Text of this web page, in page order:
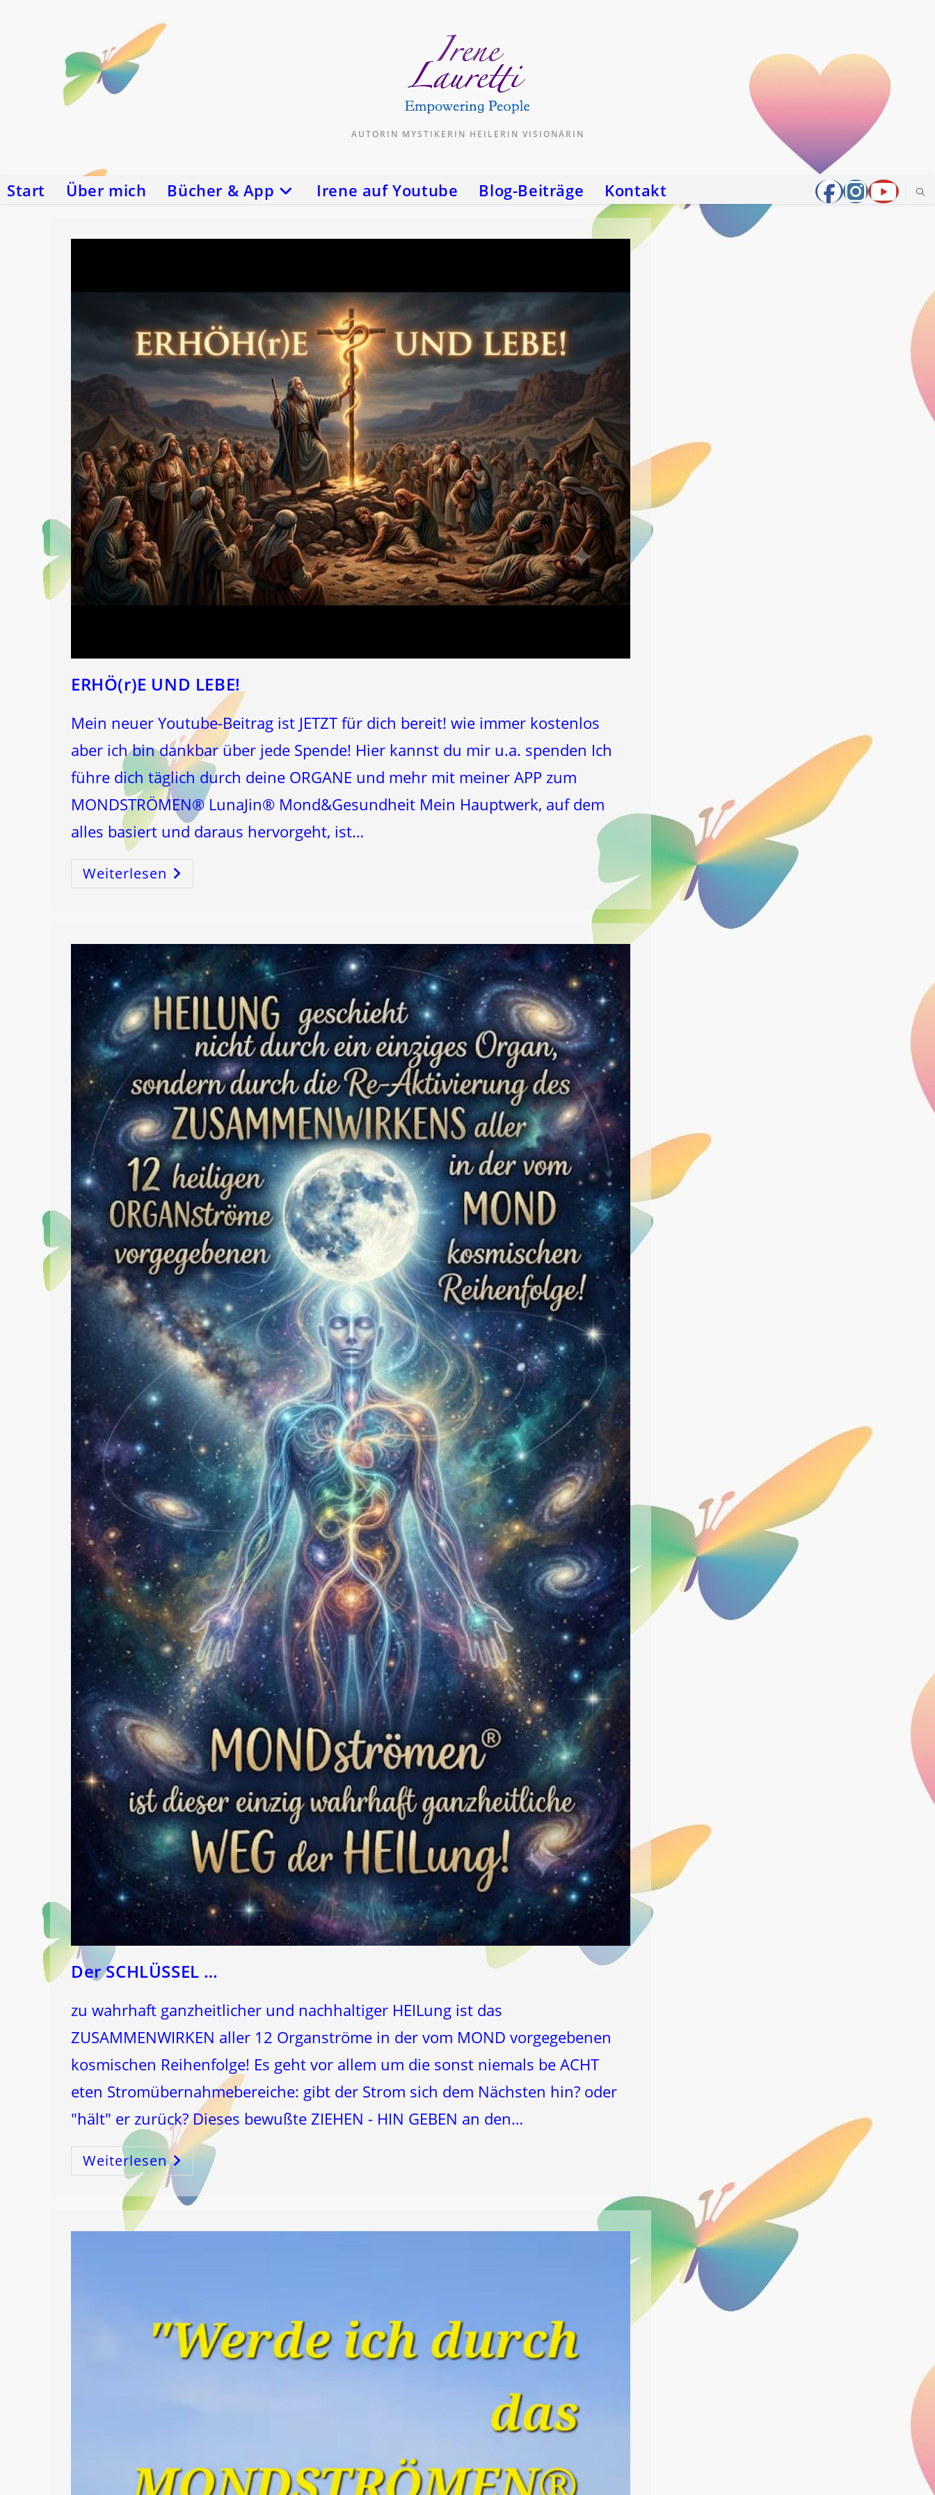
AUTORIN MYSTIKERIN HEILERIN VISIONÄRIN
Start Über mich Bücher & App Irene auf Youtube Blog-Beiträge Kontakt
ERHÖ(r)E UND LEBE!
Mein neuer Youtube-Beitrag ist JETZT für dich bereit! wie immer kostenlos
aber ich bin dankbar über jede Spende! Hier kannst du mir u.a. spenden Ich
führe dich täglich durch deine ORGANE und mehr mit meiner APP zum
MONDSTRÖMEN® LunaJin® Mond&Gesundheit Mein Hauptwerk, auf dem
alles basiert und daraus hervorgeht, ist…
Weiterlesen ERHÖ(r)E
UND
LEBE!
Der SCHLÜSSEL …
zu wahrhaft ganzheitlicher und nachhaltiger HEILung ist das
ZUSAMMENWIRKEN aller 12 Organströme in der vom MOND vorgegebenen
kosmischen Reihenfolge! Es geht vor allem um die sonst niemals be ACHT
eten Stromübernahmebereiche: gibt der Strom sich dem Nächsten hin? oder
"hält" er zurück? Dieses bewußte ZIEHEN - HIN GEBEN an den…
WeiterlesenDer
SCHLÜSSEL
…